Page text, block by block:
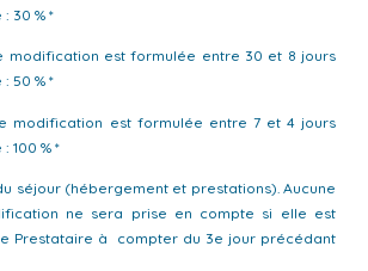
30 % *
modification est formulée entre 30 et 8 jours
50 % *
modification est formulée entre 7 et 4 jours
100 % *
séjour (hébergement et prestations). Aucune
ne sera prise en compte si elle est
Prestataire à compter du 3e jour précédant